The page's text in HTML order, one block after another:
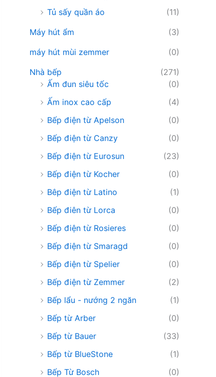
Tủ sấy quần áo
(11)
Máy hút ẩm
(3)
máy hút mùi zemmer
(0)
Nhà bếp
(271)
Ấm đun siêu tốc
(0)
Ấm inox cao cấp
(4)
Bếp điện từ Apelson
(0)
Bếp điện từ Canzy
(0)
Bếp điện từ Eurosun
(23)
Bếp điện từ Kocher
(0)
Bêp điện từ Latino
(1)
Bếp điên từ Lorca
(0)
Bếp điện từ Rosieres
(0)
Bếp điện từ Smaragd
(0)
Bếp điện từ Spelier
(0)
Bếp điện từ Zemmer
(2)
Bếp lẩu - nướng 2 ngăn
(1)
Bếp từ Arber
(0)
Bếp từ Bauer
(33)
Bếp từ BlueStone
(1)
Bếp Từ Bosch
(0)